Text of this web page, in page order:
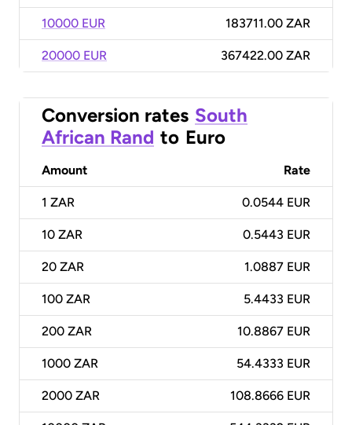
10000 EUR 183711.00 ZAR
20000 EUR 367422.00 ZAR
Conversion rates South
African Rand to Euro
Amount Rate
1 ZAR 0.0544 EUR
10 ZAR 0.5443 EUR
20 ZAR 1.0887 EUR
100 ZAR 5.4433 EUR
200 ZAR 10.8867 EUR
1000 ZAR 54.4333 EUR
2000 ZAR 108.8666 EUR